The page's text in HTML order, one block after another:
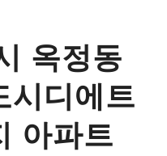
옥정동
시디에트
아파트